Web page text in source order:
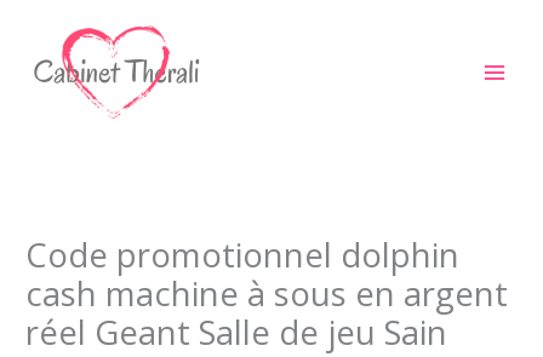
contenu
Code promotionnel dolphin
cash machine à sous en argent
réel Geant Salle de jeu Sain